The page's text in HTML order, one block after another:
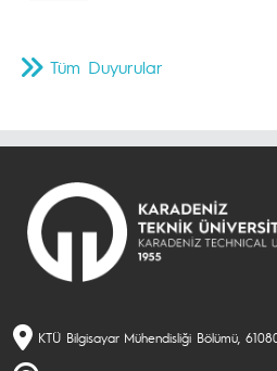
Tüm Duyurular
KTÜ Bilgisayar Mühendisliği Bölümü,